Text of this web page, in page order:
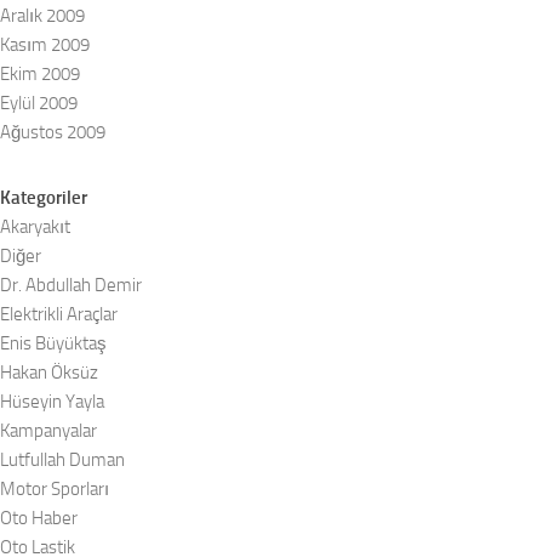
Aralık 2009
Kasım 2009
Ekim 2009
Eylül 2009
Ağustos 2009
Kategoriler
Akaryakıt
Diğer
Dr. Abdullah Demir
Elektrikli Araçlar
Enis Büyüktaş
Hakan Öksüz
Hüseyin Yayla
Kampanyalar
Lutfullah Duman
Motor Sporları
Oto Haber
Oto Lastik